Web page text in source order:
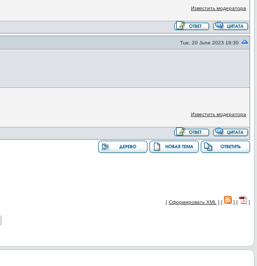
Известить модератора
Tue, 20 June 2023 18:30
Известить модератора
[ Сформировать XML ] [ ] [ ]